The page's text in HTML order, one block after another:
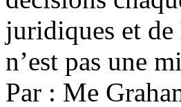
juridiques et
n’est pas une
Par : Me